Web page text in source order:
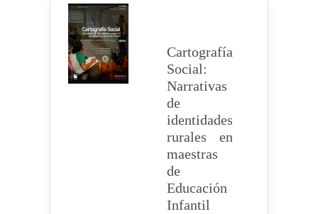
Cartografía
Social:
Narrativas
de
identidades
rurales en
maestras
de
Educación
Infantil